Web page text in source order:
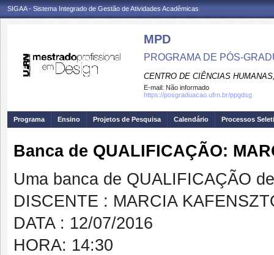
SIGAA - Sistema Integrado de Gestão de Atividades Acadêmicas
MPD
PROGRAMA DE PÓS-
CENTRO DE CIÊNCIAS
E-mail: Não informado
https://posgraduacao.ufrn.br/ppgdsg
Programa Ensino Projetos de Pesquisa Calendário Processos
Banca de QUALIFICAÇÃO:
Uma banca de QUALIFICAÇÃO
DISCENTE : MARCIA
DATA : 12/07/2016
HORA: 14:30